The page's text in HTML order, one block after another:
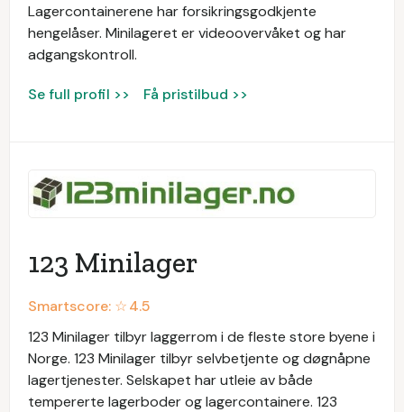
Lagercontainerene har forsikringsgodkjente
hengelåser. Minilageret er videoovervåket og har
adgangskontroll.
Se full profil >> Få pristilbud >>
123 Minilager
Smartscore: ☆4.5
123 Minilager tilbyr laggerrom i de fleste store byene i
Norge. 123 Minilager tilbyr selvbetjente og døgnåpne
lagertjenester. Selskapet har utleie av både
tempererte lagerboder og lagercontainere. 123